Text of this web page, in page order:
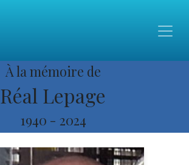
À la mémoire de
Réal Lepage
1940 - 2024